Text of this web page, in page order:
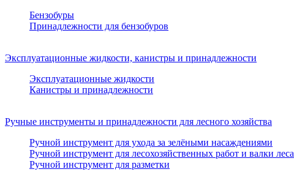
Бензобуры
Принадлежности для бензобуров
Эксплуатационные жидкости, канистры и принадлежности
Эксплуатационные жидкости
Канистры и принадлежности
Ручные инструменты и принадлежности для лесного хозяйства
Ручной инструмент для ухода за зелёными насаждениями
Ручной инструмент для лесохозяйственных работ и валки леса
Ручной инструмент для разметки